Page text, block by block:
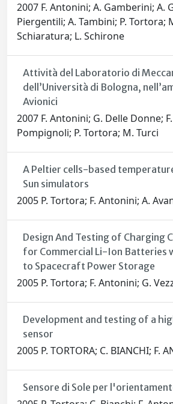
2007 F. Antonini; A. Gamberini; A.
Piergentili; A. Tambini; P. Tortora;
Schiaratura; L. Schirone
Attività del Laboratorio di
dell’Università di Bologna,
Avionici
2007 F. Antonini; G. Delle Donne;
Pompignoli; P. Tortora; M. Turci
A Peltier cells-based
Sun simulators
2005 P. Tortora; F. Antonini; A.
Design And Testing of Charging
for Commercial Li-Ion Batteries
to Spacecraft Power Storage
2005 P. Tortora; F. Antonini; G.
Development and testing of a
sensor
2005 P. TORTORA; C. BIANCHI; F.
Sensore di Sole per